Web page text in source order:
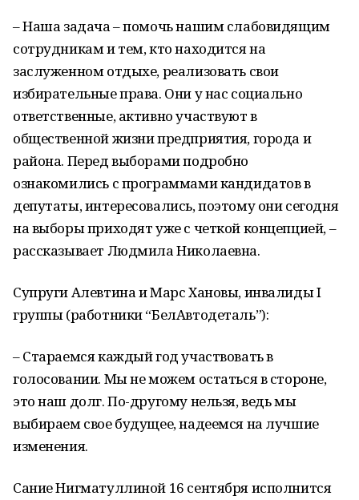
– Наша задача – помочь нашим слабовидящим
сотрудникам и тем, кто находится на
заслуженном отдыхе, реализовать свои
избирательные права. Они у нас социально
ответственные, активно участвуют в
общественной жизни предприятия, города и
района. Перед выборами подробно
ознакомились с программами кандидатов в
депутаты, интересовались, поэтому они сегодня
на выборы приходят уже с четкой концепцией, –
рассказывает Людмила Николаевна.
Супруги Алевтина и Марс Хановы, инвалиды I
группы (работники “БелАвтодеталь”):
– Стараемся каждый год участвовать в
голосовании. Мы не можем остаться в стороне,
это наш долг. По-другому нельзя, ведь мы
выбираем свое будущее, надеемся на лучшие
изменения.
Сание Нигматуллиной 16 сентября исполнится